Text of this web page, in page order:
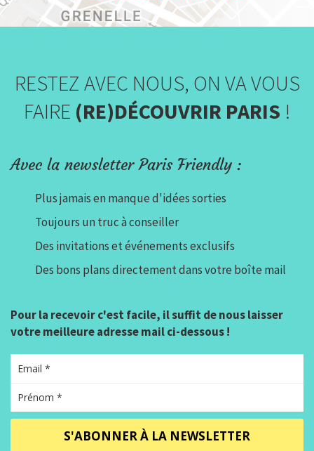
RESTEZ AVEC NOUS, ON VA VOUS
FAIRE (RE)DÉCOUVRIR PARIS !
Avec la newsletter Paris Friendly :
Plus jamais en manque d'idées sorties
Toujours un truc à conseiller
Des invitations et événements exclusifs
Des bons plans directement dans votre boîte mail
Pour la recevoir c'est facile, il suffit de nous laisser
votre meilleure adresse mail ci-dessous !
S'ABONNER À LA NEWSLETTER